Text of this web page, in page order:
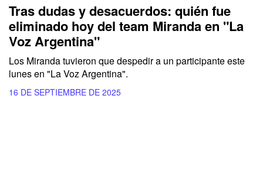
Tras dudas y desacuerdos: quién fue
eliminado hoy del team Miranda en "La
Voz Argentina"
Los Miranda tuvieron que despedir a un participante este
lunes en "La Voz Argentina".
16 DE SEPTIEMBRE DE 2025